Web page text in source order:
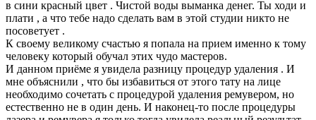
в сини красный цвет . Чистой воды выманка денег. Ты ходи и
плати , а что тебе надо сделать вам в этой студии никто не
посоветует .
К своему великому счастью я попала на прием именно к тому
человеку который обучал этих чудо мастеров.
И данном приёме я увидела разницу процедур удаления . И
мне объяснили , что бы избавиться от этого тату на лице
необходимо сочетать с процедурой удаления ремувером, но
естественно не в один день. И наконец-то после процедуры